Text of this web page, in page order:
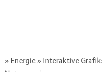
Energie
Interaktive